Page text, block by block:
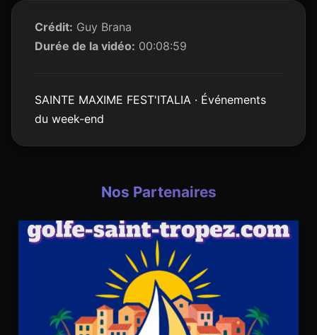
Crédit: Guy Brana
Durée de la vidéo: 00:08:59
SAINTE MAXIME FEST'ITALIA · Événements
du week-end
Nos Partenaires